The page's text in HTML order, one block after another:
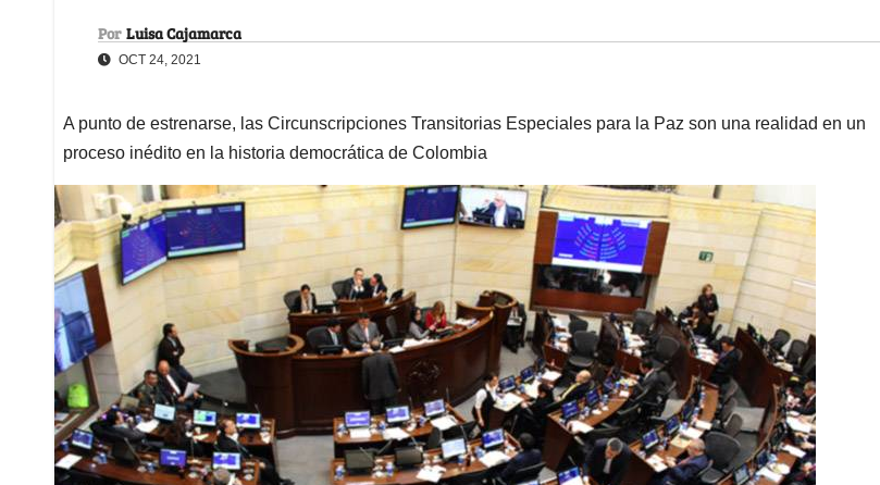
Por Luisa Cajamarca
OCT 24, 2021
A punto de estrenarse, las Circunscripciones Transitorias Especiales para la Paz son una realidad en un
proceso inédito en la historia democrática de Colombia